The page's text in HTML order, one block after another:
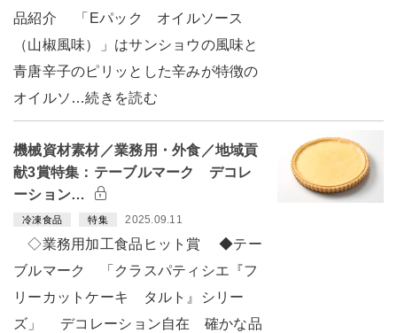
品紹介 「Eパック オイルソース
（山椒風味）」はサンショウの風味と
青唐辛子のピリッとした辛みが特徴の
オイルソ…続きを読む
機械資材素材／業務用・外食／地域貢
献3賞特集：テーブルマーク デコレ
ーション…
冷凍食品 特集 2025.09.11
◇業務用加工食品ヒット賞 ◆テー
ブルマーク 「クラスパティシエ『フ
リーカットケーキ タルト』シリー
ズ」 デコレーション自在 確かな品